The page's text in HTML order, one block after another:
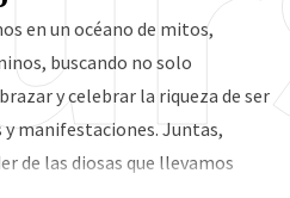
en un océano de mitos,
buscando no solo
y celebrar la riqueza de ser
manifestaciones. Juntas,
de las diosas que llevamos